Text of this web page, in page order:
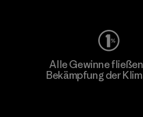
Alle Gewinne
Bekämpfung der